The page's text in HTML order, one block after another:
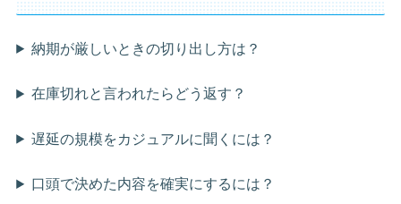
納期が厳しいときの切り出し方は？
在庫切れと言われたらどう返す？
遅延の規模をカジュアルに聞くには？
口頭で決めた内容を確実にするには？